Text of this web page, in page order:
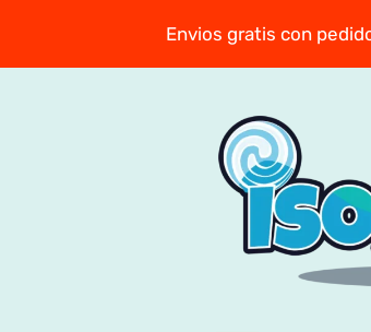
Envios gratis con